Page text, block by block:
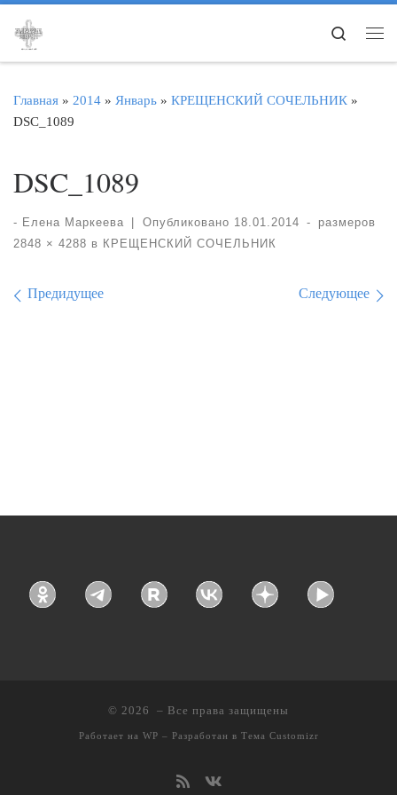
Перейти к содержимому
Search
Главная » 2014 » Январь » КРЕЩЕНСКИЙ СОЧЕЛЬНИК »
DSC_1089
DSC_1089
- Елена Маркеева Опубликовано 18.01.2014 -
размеров
2848 × 4288 в КРЕЩЕНСКИЙ СОЧЕЛЬНИК
Навигация по
Предидущее Следующее
© 2026 – Все права защищены
Работает на WP – Разработан в Тема Customizr